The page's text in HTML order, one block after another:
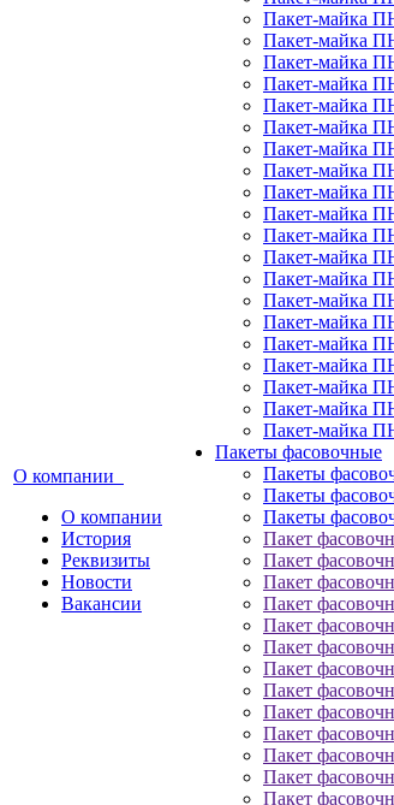
О компании
О компании
История
Реквизиты
Новости
Вакансии
Пакет-майка
Пакет-майка
Пакет-майка
Пакет-майка
Пакет-майка
Пакет-майка
Пакет-майка
Пакет-майка
Пакет-майка
Пакет-майка
Пакет-майка
Пакет-майка
Пакет-майка
Пакет-майка
Пакет-майка
Пакет-майка
Пакет-майка
Пакет-майка
Пакет-майка
Пакет-майка
Пакеты фасовочные
Пакеты
Пакеты
Пакеты
Пакет
Пакет
Пакет
Пакет
Пакет
Пакет
Пакет
Пакет
Пакет
Пакет
Пакет
Пакет
Пакет